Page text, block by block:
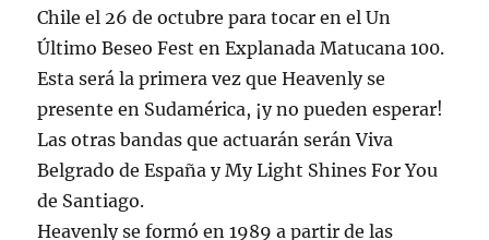
Chile el 26 de octubre para tocar en el Un
Último Beseo Fest en Explanada Matucana 100.
Esta será la primera vez que Heavenly se
presente en Sudamérica, ¡y no pueden esperar!
Las otras bandas que actuarán serán Viva
Belgrado de España y My Light Shines For You
de Santiago.
Heavenly se formó en 1989 a partir de las